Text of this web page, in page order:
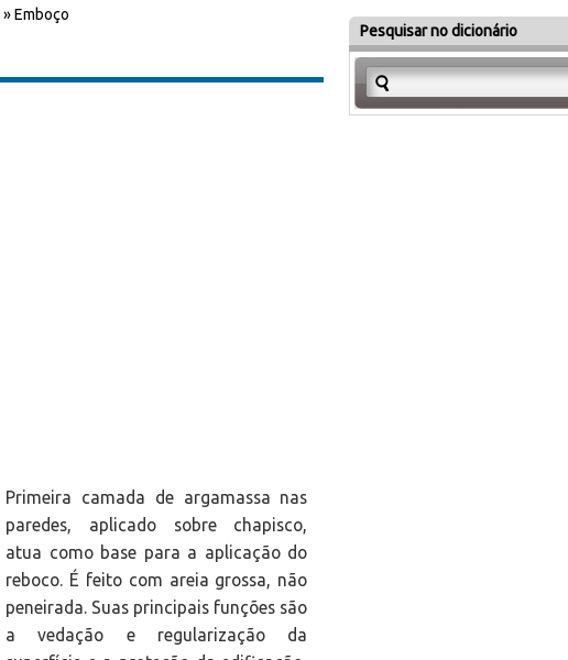
» Emboço
Primeira camada de argamassa nas
paredes, aplicado sobre chapisco,
atua como base para a aplicação do
reboco. É feito com areia grossa, não
peneirada. Suas principais funções são
a vedação e regularização da
Pesquisar no dicionário